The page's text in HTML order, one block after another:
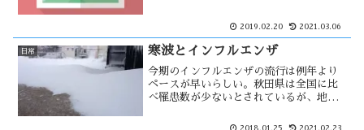
物であれ、ハプニングは誰にでも起こり
の迷惑になる物もある。
2019.02.20 2021.03.06
日常 寒波とインフルエンザ
今期のインフルエンザの流行は例年より
ペースが早いらしい。秋田県は全国に比
べ罹患数が少ないとされているが、地元
本へは最大級の寒波が襲っているが、イ
2018.01.25 2021.02.23